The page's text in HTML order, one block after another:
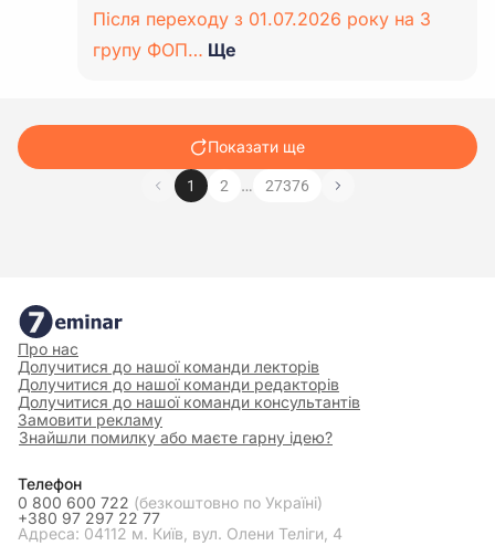
Після переходу з 01.07.2026 року на 3
групу ФОП… Ще
Показати ще
1 2 … 27376
Про нас
Долучитися до нашої команди лекторів
Долучитися до нашої команди редакторів
Долучитися до нашої команди консультантів
Замовити рекламу
Знайшли помилку або маєте гарну ідею?
Телефон
0 800 600 722 (безкоштовно по Україні)
+380 97 297 22 77
Адреса: 04112 м. Київ, вул. Олени Теліги, 4